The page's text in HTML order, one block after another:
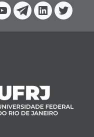
YoutubeTelegram
Linkedin
Twitter